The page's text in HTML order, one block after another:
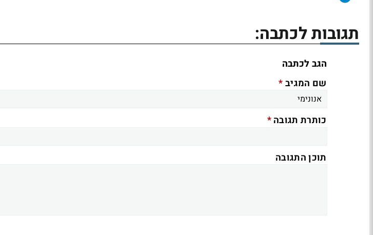
תגובות לכתבה:
הגב לכתבה
שם המגיב*
כותרת תגובה*
תוכן התגובה